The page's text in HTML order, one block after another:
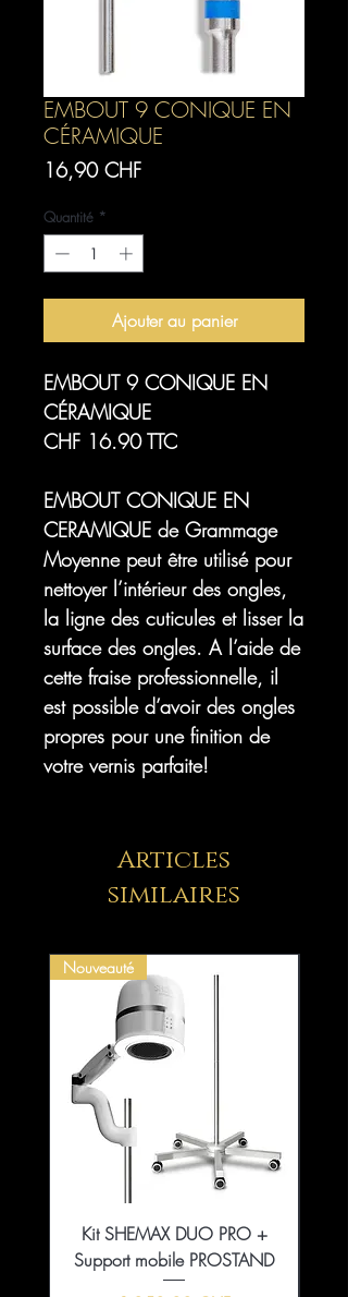
EMBOUT 9 CONIQUE EN
CÉRAMIQUE
16,90 CHFPrix
Quantité *
Ajouter au panier
EMBOUT 9 CONIQUE EN
CÉRAMIQUE
CHF 16.90 TTC
EMBOUT CONIQUE EN
CERAMIQUE de Grammage
Moyennepeut être utilisé pour
nettoyer l’intérieur des ongles,
la ligne des cuticules et lisser la
surface des ongles. A l’aide de
cette fraise professionnelle, il
est possible d’avoir des ongles
propres pour une finition de
votre vernis parfaite!
Articles
similaires
Nouveauté
Kit SHEMAX DUO PRO +
Support mobile PROSTAND